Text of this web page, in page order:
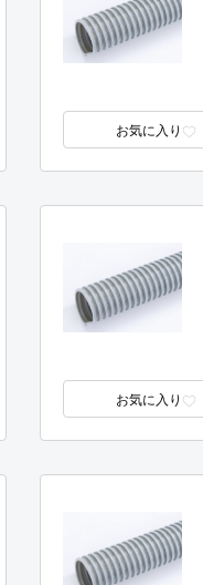
お気に入り
お気に入り